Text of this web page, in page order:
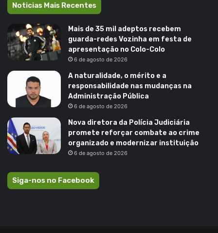
Noticias Mais Recentes
Mais de 35 mil adeptos recebem
guarda-redes Vozinha em festa de
apresentação no Colo-Colo
6 de agosto de 2026
A naturalidade, o mérito e a
responsabilidade nas mudanças na
Administração Pública
6 de agosto de 2026
Nova diretora da Polícia Judiciária
promete reforçar combate ao crime
organizado e modernizar instituição
6 de agosto de 2026
Siga-nos no Facebook